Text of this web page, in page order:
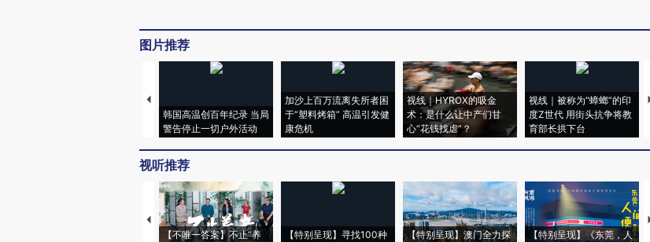
图片推荐
韩国高温创百年纪录 当局
警告停止一切户外活动
加沙上百万流离失所者困
于“塑料烤箱” 高温引发健
康危机
视线｜HYROX的吸金
术：是什么让中产们甘
心“花钱找虐”？
视线｜被称为“蟑螂”的印
度Z世代 用街头抗争将教
育部长拱下台
视听推荐
【不唯一答案】不止“养
【特别呈现】寻找100种
【特别呈现】澳门全力探
【特别呈现】《东莞，人